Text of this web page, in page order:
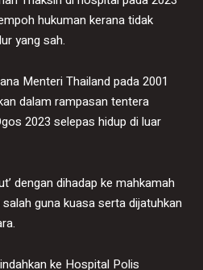
hukuman kerana tidak
yang sah.
Menteri Thailand pada 2001
dalam rampasan tentera
2023 selepas hidup di luar
dengan dihadap ke mahkamah
guna kuasa serta dijatuhkan
ke Hospital Polis